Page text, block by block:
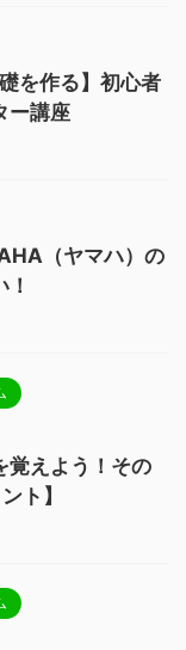
を作る】初心者
ー講座
（ヤマハ）の
覚えよう！その
ト】